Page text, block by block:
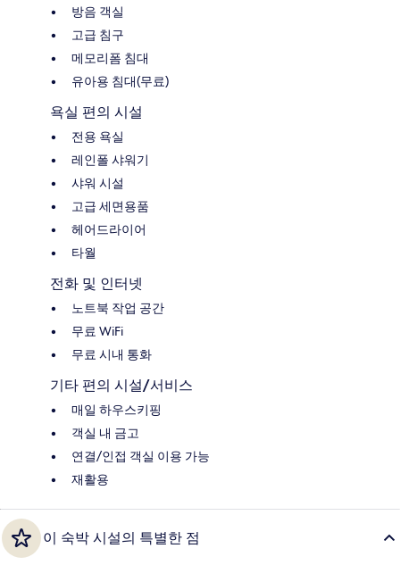
방음 객실
고급 침구
메모리폼 침대
유아용 침대(무료)
욕실 편의 시설
전용 욕실
레인폴 샤워기
샤워 시설
고급 세면용품
헤어드라이어
타월
전화 및 인터넷
노트북 작업 공간
무료 WiFi
무료 시내 통화
기타 편의 시설/서비스
매일 하우스키핑
객실 내 금고
연결/인접 객실 이용 가능
재활용
이 숙박 시설의 특별한 점